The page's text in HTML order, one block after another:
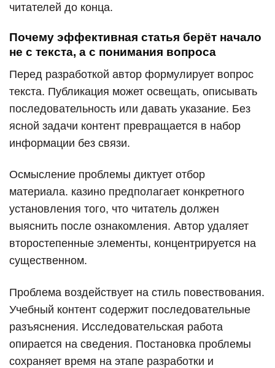
читателей до конца.
Почему эффективная статья берёт начало
не с текста, а с понимания вопроса
Перед разработкой автор формулирует вопрос
текста. Публикация может освещать, описывать
последовательность или давать указание. Без
ясной задачи контент превращается в набор
информации без связи.
Осмысление проблемы диктует отбор
материала. казино предполагает конкретного
установления того, что читатель должен
выяснить после ознакомления. Автор удаляет
второстепенные элементы, концентрируется на
существенном.
Проблема воздействует на стиль повествования.
Учебный контент содержит последовательные
разъяснения. Исследовательская работа
опирается на сведения. Постановка проблемы
сохраняет время на этапе разработки и